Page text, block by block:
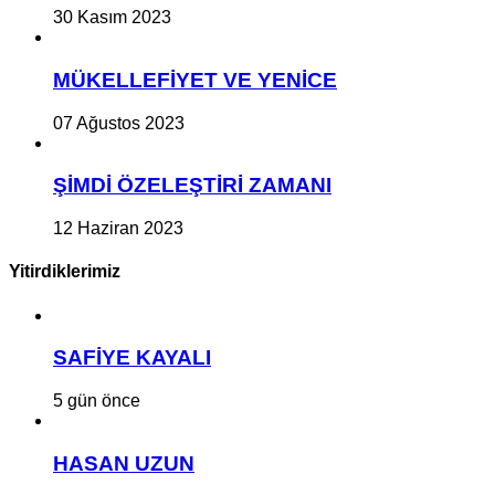
30 Kasım 2023
MÜKELLEFİYET VE YENİCE
07 Ağustos 2023
ŞİMDİ ÖZELEŞTİRİ ZAMANI
12 Haziran 2023
Yitirdiklerimiz
SAFİYE KAYALI
5 gün önce
HASAN UZUN